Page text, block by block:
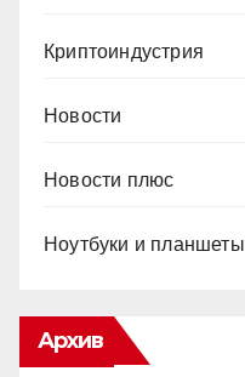
Криптоиндустрия
Новости
Новости плюс
Ноутбуки и планшеты
Архив